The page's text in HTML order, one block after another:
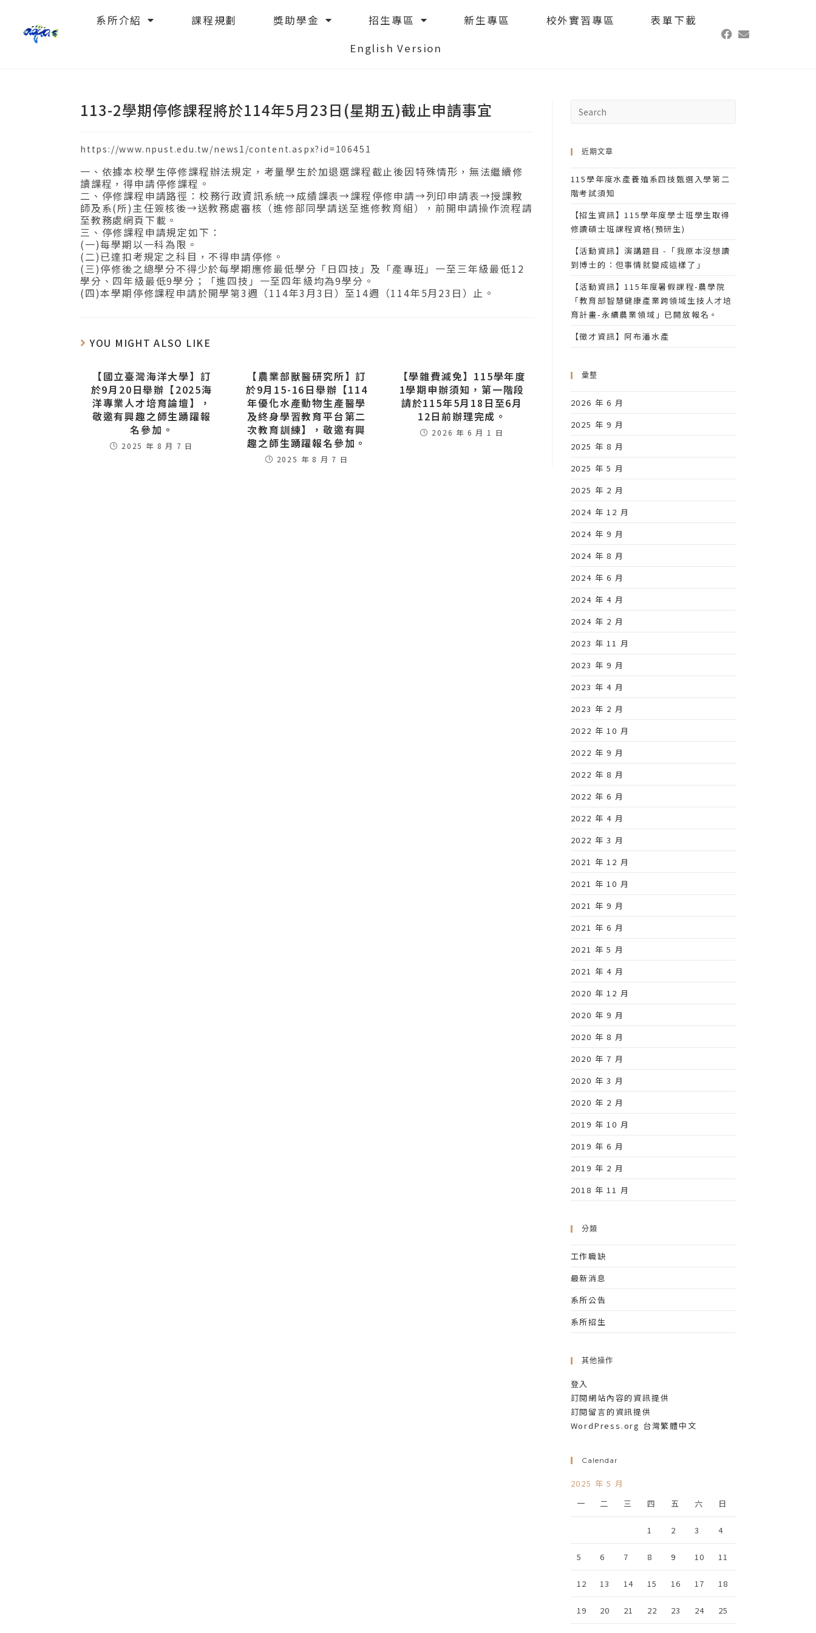
系所介紹 課程規劃 獎助學金 招生專區 新生專區 校外實習專區
表單下載
English Version
113-2學期停修課程將於114年5月23日(星期五)截止申請事宜
https://www.npust.edu.tw/news1/content.aspx?id=106451
一、依據本校學生停修課程辦法規定，考量學生於加退選課程截止後因特殊情形，無法繼續修
讀課程，得申請停修課程。
二、停修課程申請路徑：校務行政資訊系統→成績課表→課程停修申請→列印申請表→授課教
師及系(所)主任簽核後→送教務處審核（進修部同學請送至進修教育組），前開申請操作流程請
至教務處網頁下載。
三、停修課程申請規定如下：
(一)每學期以一科為限。
(二)已達扣考規定之科目，不得申請停修。
(三)停修後之總學分不得少於每學期應修最低學分「日四技」及「產專班」一至三年級最低12
學分、四年級最低9學分；「進四技」一至四年級均為9學分。
(四)本學期停修課程申請於開學第3週（114年3月3日）至14週（114年5月23日）止。
YOU MIGHT ALSO LIKE
【國立臺灣海洋大學】訂
於9月20日舉辦【2025海
洋專業人才培育論壇】，
敬邀有興趣之師生踴躍報
名參加。
2025 年 8 月 7 日
【農業部獸醫研究所】訂
於9月15-16日舉辦【114
年優化水產動物生產醫學
及終身學習教育平台第二
次教育訓練】，敬邀有興
趣之師生踴躍報名參加。
2025 年 8 月 7 日
【學雜費減免】115學年度
1學期申辦須知，第一階段
請於115年5月18日至6月
12日前辦理完成。
2026 年 6 月 1 日
近期文章
115學年度水產養殖系四技甄選入學第二
階考試須知
【招生資訊】115學年度學士班學生取得
修讀碩士班課程資格(預研生)
【活動資訊】演講題目 -「我原本沒想讀
到博士的：但事情就變成這樣了」
【活動資訊】115年度暑假課程-農學院
「教育部智慧健康產業跨領域生技人才培
育計畫-永續農業領域」已開放報名。
【徵才資訊】阿布潘水產
彙整
2026 年 6 月
2025 年 9 月
2025 年 8 月
2025 年 5 月
2025 年 2 月
2024 年 12 月
2024 年 9 月
2024 年 8 月
2024 年 6 月
2024 年 4 月
2024 年 2 月
2023 年 11 月
2023 年 9 月
2023 年 4 月
2023 年 2 月
2022 年 10 月
2022 年 9 月
2022 年 8 月
2022 年 6 月
2022 年 4 月
2022 年 3 月
2021 年 12 月
2021 年 10 月
2021 年 9 月
2021 年 6 月
2021 年 5 月
2021 年 4 月
2020 年 12 月
2020 年 9 月
2020 年 8 月
2020 年 7 月
2020 年 3 月
2020 年 2 月
2019 年 10 月
2019 年 6 月
2019 年 2 月
2018 年 11 月
分類
工作職缺
最新消息
系所公告
系所招生
其他操作
登入
訂閱網站內容的資訊提供
訂閱留言的資訊提供
WordPress.org 台灣繁體中文
Calendar
2025 年 5 月
一
二 三 四 五 六 日
1 2 3 4
5 6 7 8 9 10 11
12 13 14 15 16 17 18
19 20 21 22 23 24 25